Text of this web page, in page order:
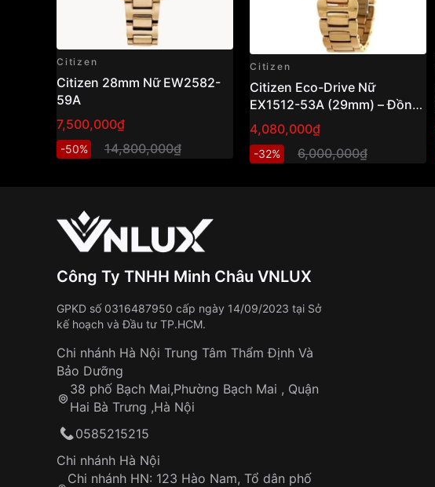
Citizen
Citizen 28mm Nữ EW2582-
59A
7,500,000₫
-50% 14,800,000₫
Citizen
Citizen Eco-Drive Nữ
EX1512-53A (29mm) – Đồng
hồ nữ năng lượng ánh sáng,
thiết kế thanh lịch hiện đại
4,080,000₫
-32% 6,000,000₫
Công Ty TNHH Minh Châu VNLUX
GPKD số 0316487950 cấp ngày 14/09/2023 tại Sở
kế hoạch và Đầu tư TP.HCM.
Chi nhánh Hà Nội Trung Tâm Thẩm Định Và
Bảo Dưỡng
38 phố Bạch Mai,Phường Bạch Mai , Quận
Hai Bà Trưng ,Hà Nội
0585215215
Chi nhánh Hà Nội
Chi nhánh HN: 123 Hào Nam, Tổ dân phố